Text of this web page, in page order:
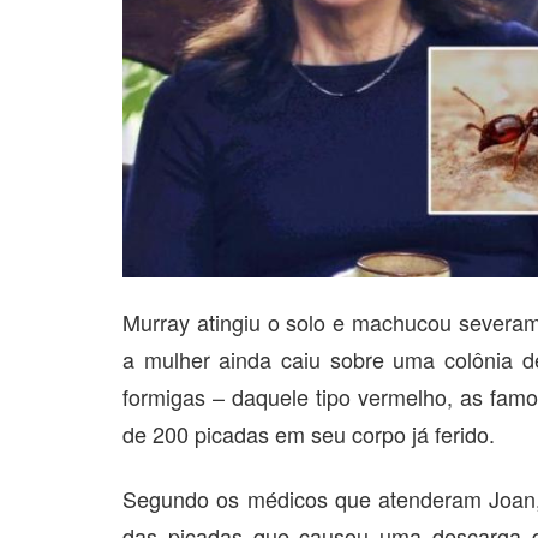
Murray atingiu o solo e machucou
a mulher ainda caiu sobre uma colônia
formigas – daquele tipo vermelho, as
de 200 picadas em seu corpo já ferido.
Segundo os médicos que atenderam